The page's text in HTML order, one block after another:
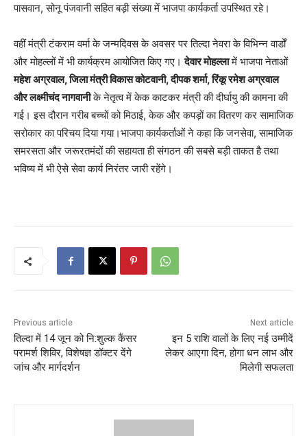
पासवान, सोनू पंजवानी सहित बड़ी संख्या में भाजपा कार्यकर्ता उपस्थित रहे।
वहीं मंत्री टंकराम वर्मा के जन्मदिवस के अवसर पर तिल्दा नेवरा के विभिन्न वार्डों
और मोहल्लों में भी कार्यक्रम आयोजित किए गए।देवार मोहल्लामें भाजपा नेताओं
महेश अग्रवाल, जिला मंत्री विकास कोटवानी, दीपक शर्मा, रिंकू रमेश अग्रवाल
और लक्ष्मीचंद नागवानीके नेतृत्व में केक काटकर मंत्री की दीर्घायु की कामना की
गई। इस दौरान गरीब बच्चों को मिठाई, केक और कपड़ों का वितरण कर सामाजिक
सरोकार का परिचय दिया गया।भाजपा कार्यकर्ताओं ने कहा कि जनसेवा, सामाजिक
समरसता और जरूरतमंदों की सहायता ही संगठन की सबसे बड़ी ताकत है तथा
भविष्य में भी ऐसे सेवा कार्य निरंतर जारी रहेंगे।
Previous article
तिल्दा में 14 जून को नि:शुल्क कैंसर
परामर्श शिविर, विशेषज्ञ डॉक्टर देंगे
जांच और मार्गदर्शन
Next article
इन 5 राशि वालों के लिए नई उम्मीदें
लेकर आएगा दिन, होगा धन लाभ और
मिलेगी सफलता